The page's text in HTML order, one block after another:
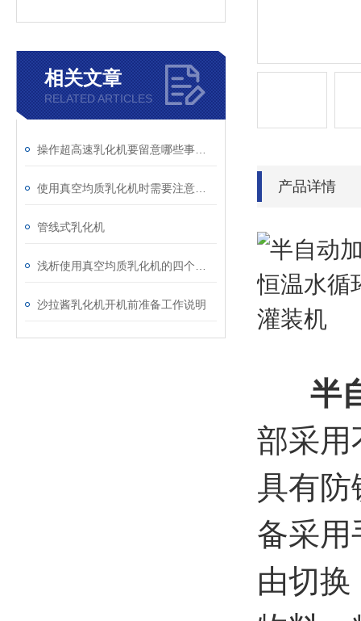
相关文章
RELATED ARTICLES
管线式乳化机
沙拉酱乳化机开机前准备工作说明
产品详情
半
部采用
具有防
备采用
由切